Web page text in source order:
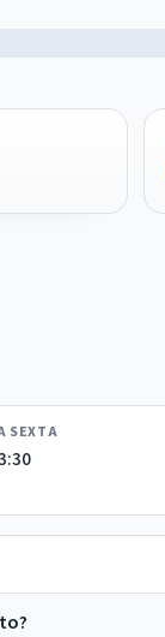
SEXTA